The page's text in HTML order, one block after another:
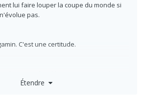
lui faire louper la coupe du monde si
pas.
C'est une certitude.
Étendre